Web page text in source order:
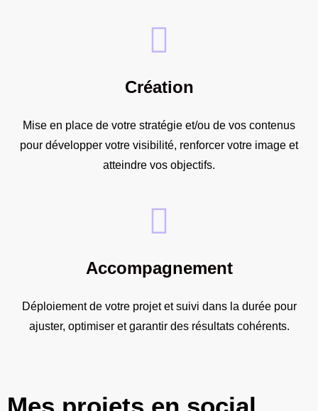
Création
Mise en place de votre stratégie et/ou de vos contenus
pour développer votre visibilité, renforcer votre image et
atteindre vos objectifs.
Accompagnement
Déploiement de votre projet et suivi dans la durée pour
ajuster, optimiser et garantir des résultats cohérents.